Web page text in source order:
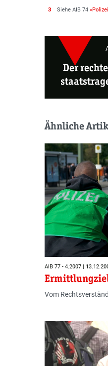
3 Siehe AIB 74
Der
Ähnliche
AIB 77 - 4.2007 |
Vom